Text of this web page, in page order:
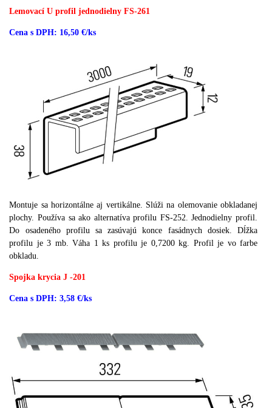
Lemovací U profil jednodielny FS-261
Cena s DPH: 16,50 €/ks
Montuje sa horizontálne aj vertikálne. Slúži na olemovanie obkladanej
plochy. Používa sa ako alternatíva profilu FS-252. Jednodielny profil.
Do osadeného profilu sa zasúvajú konce fasádnych dosiek.
Dĺžka
profilu je 3 mb. Váha 1 ks profilu je 0,7200 kg. Profil je vo farbe
obkladu.
Spojka krycia J -201
Cena s DPH: 3,58 €/ks